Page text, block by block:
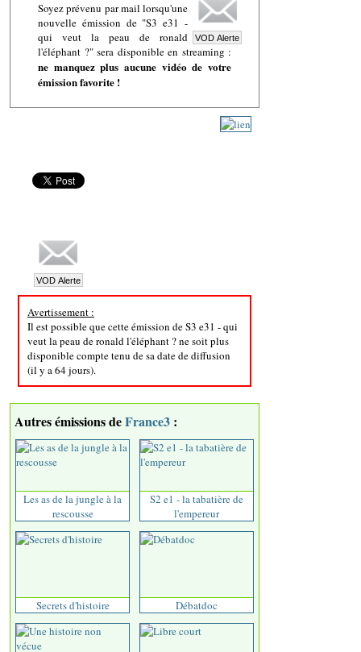
Soyez prévenu par mail lorsqu'une
nouvelle émission de "S3 e31 -
qui veut la peau de ronald
l'éléphant ?" sera disponible en streaming :
ne manquez plus aucune vidéo de votre
émission favorite !
Avertissement :
Il est possible que cette émission de S3 e31 - qui
veut la peau de ronald l'éléphant ? ne soit plus
disponible compte tenu de sa date de diffusion
(il y a 64 jours).
Autres émissions deFrance3 :
Les as de la jungle à la
rescousse
S2 e1 - la tabatière de
l'empereur
Secrets d'histoire Débatdoc